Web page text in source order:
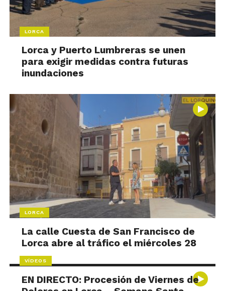
LORCA
Lorca y Puerto Lumbreras se unen
para exigir medidas contra futuras
inundaciones
LORCA
La calle Cuesta de San Francisco de
Lorca abre al tráfico el miércoles 28
VÍDEOS
EN DIRECTO: Procesión de Viernes de